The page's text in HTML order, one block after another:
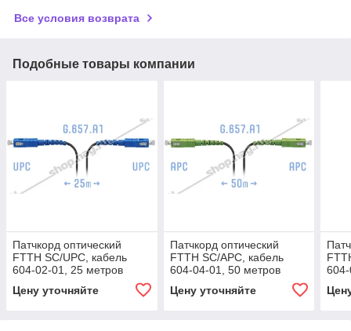
Все условия возврата
Подобные товары компании
Патчкорд оптический
FTTH SC/UPC, кабель
604-02-01, 25 метров
Цену уточняйте
Патчкорд оптический
FTTH SC/APC, кабель
604-04-01, 50 метров
Цену уточняйте